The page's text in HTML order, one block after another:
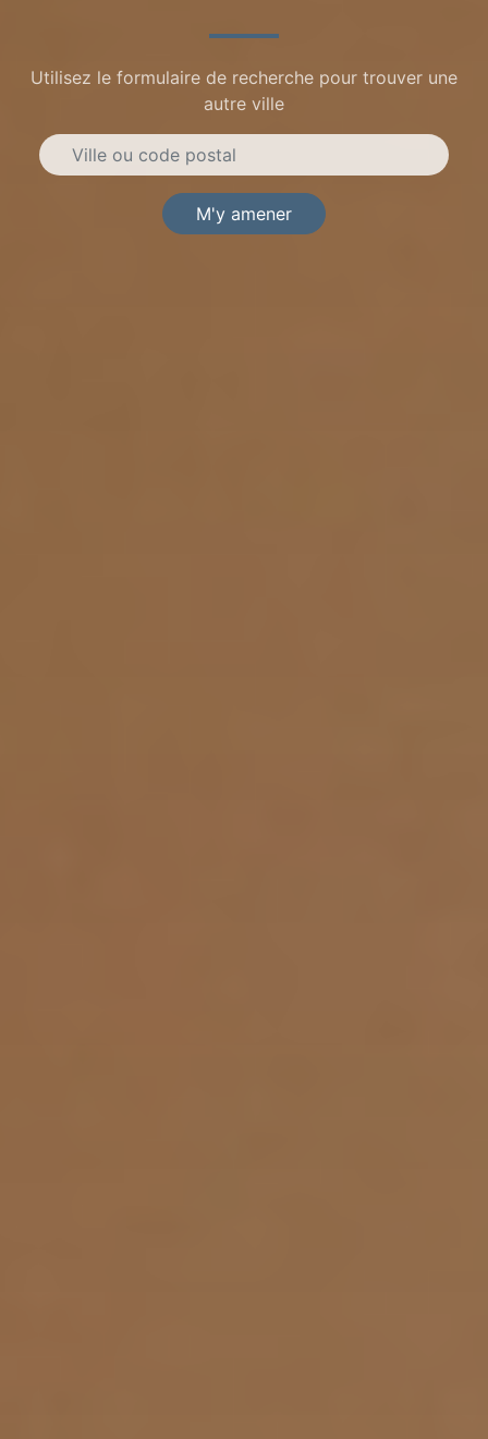
Utilisez le formulaire de recherche pour trouver une
autre ville
M'y amener